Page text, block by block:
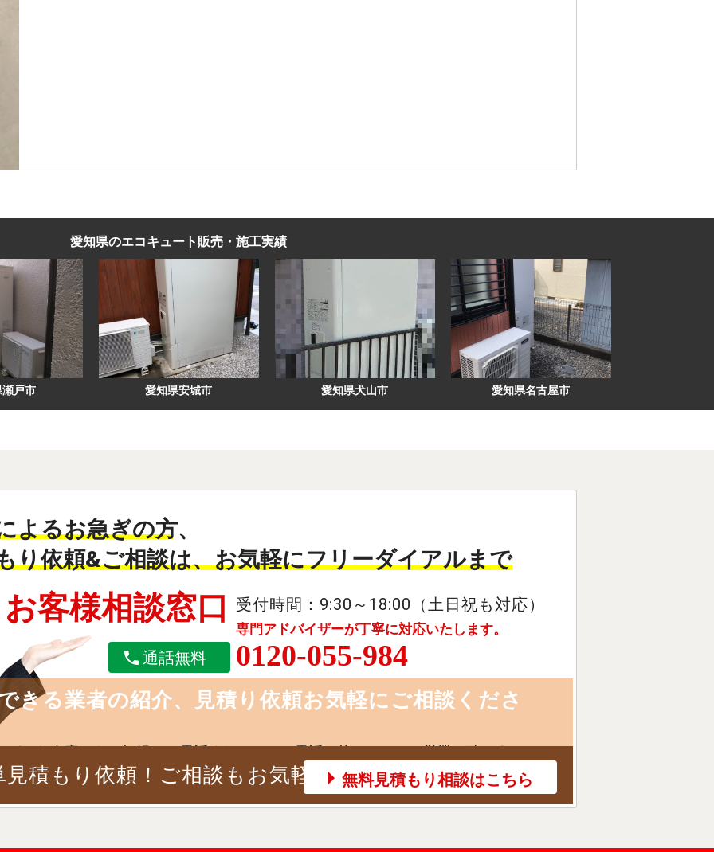
愛知県のエコキュート販売・施工実績
城市 愛知県犬山市 愛知県名古屋市 愛知県瀬戸市
よるお急ぎの方、
り依頼&ご相談は、お気軽にフリーダイアルまで
お客様相談窓口 受付時間：9:30～18:00（土日祝も対応）
専門アドバイザーが丁寧に対応いたします。
通話無料 0120-055-984
きる業者の紹介、見積り依頼お気軽にご相談くださ
どんな内容でもお気軽にお電話ください。お電話の後にしつこい営業は致しません。
積もり依頼！ご相談もお気軽に! 無料見積もり相談はこちら